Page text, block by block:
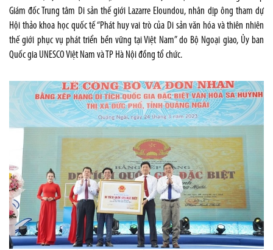
Giám đốc Trung tâm Di sản thế giới Lazarre Eloundou, nhân dịp ông tham dự
Hội thảo khoa học quốc tế “Phát huy vai trò của Di sản văn hóa và thiên nhiên
thế giới phục vụ phát triển bền vững tại Việt Nam” do Bộ Ngoại giao, Ủy ban
Quốc gia UNESCO Việt Nam và TP Hà Nội đồng tổ chức.